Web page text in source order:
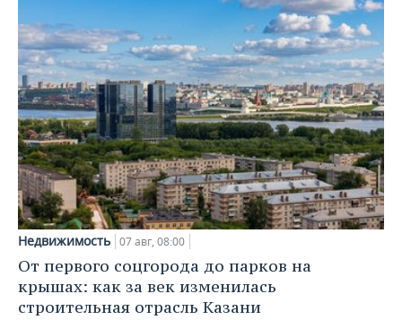
Недвижимость 07 авг, 08:00
От первого соцгорода до парков на
крышах: как за век изменилась
строительная отрасль Казани